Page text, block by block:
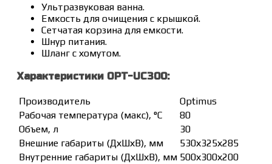
Ультразвуковая ванна.
Емкость для очищения с крышкой.
Сетчатая корзина для емкости.
Шнур питания.
Шланг с хомутом.
Характеристики OPT-UC300:
Производитель
Optimus
Рабочая температура (макс), °С
80
Объем, л
30
Внешние габариты (ДхШхВ), мм
530х325х285
Внутренние габариты (ДхШхВ), мм 500х300х200